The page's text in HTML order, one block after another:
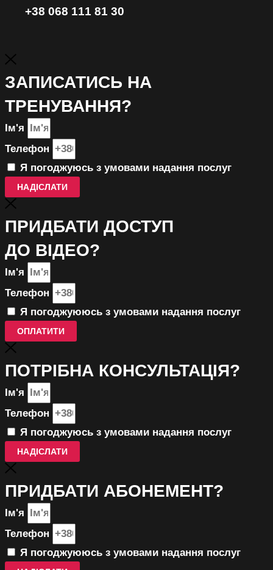
+38 068 111 81 30
ЗАПИСАТИСЬ НА
ТРЕНУВАННЯ?
Ім'я
Телефон
Я погоджуюсь з умовами надання послуг
НАДІСЛАТИ
ПРИДБАТИ ДОСТУП
ДО ВІДЕО?
Ім'я
Телефон
Я погоджуююсь з умовами надання послуг
ОПЛАТИТИ
ПОТРІБНА КОНСУЛЬТАЦІЯ?
Ім'я
Телефон
Я погоджуюсь з умовами надання послуг
НАДІСЛАТИ
ПРИДБАТИ АБОНЕМЕНТ?
Ім'я
Телефон
Я погоджуююсь з умовами надання послуг